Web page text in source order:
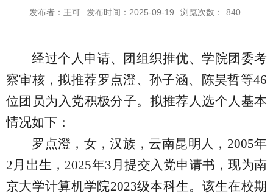
发布者：王可 发布时间：2025-09-19 浏览次数： 840
经过个人申请、团组织推优、学院团委考
察审核，拟推荐罗点澄、孙子涵、陈昊哲等46
位团员为入党积极分子。拟推荐人选个人基本
情况如下：
罗点澄，女，汉族，云南昆明人， 2005年
2 月出生， 2025年3 月提交入党申请书，现为南
京大学计算机学院2023级本科生。该生在校期